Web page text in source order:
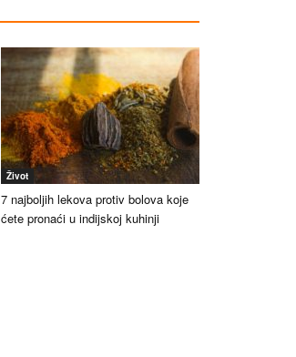
Život
7 najboljih lekova protiv bolova koje
ćete pronaći u indijskoj kuhinji